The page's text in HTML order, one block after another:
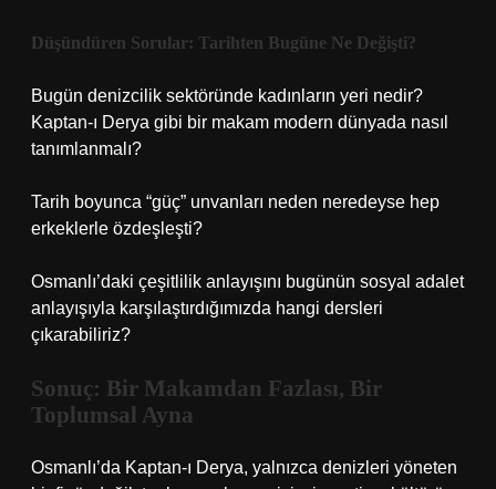
Düşündüren Sorular: Tarihten Bugüne Ne Değişti?
Bugün denizcilik sektöründe kadınların yeri nedir?
Kaptan-ı Derya gibi bir makam modern dünyada nasıl
tanımlanmalı?
Tarih boyunca “güç” unvanları neden neredeyse hep
erkeklerle özdeşleşti?
Osmanlı’daki çeşitlilik anlayışını bugünün sosyal adalet
anlayışıyla karşılaştırdığımızda hangi dersleri
çıkarabiliriz?
Sonuç: Bir Makamdan Fazlası, Bir
Toplumsal Ayna
Osmanlı’da Kaptan-ı Derya, yalnızca denizleri yöneten